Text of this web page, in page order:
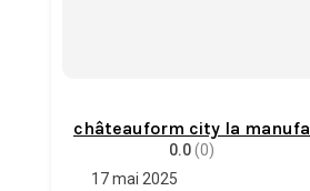
châteauform city la
0.0(0)
17 mai 2025